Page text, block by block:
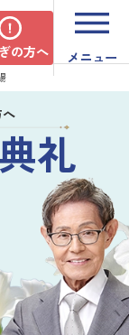
の方へ メニュー
礼